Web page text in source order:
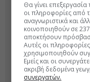
Θα γίνει
οι πληροφορίες από
αναγνωριστικά και
κοινοποιηθούν σε
αποκτήσουν
Αυτές οι
χρησιμοποιηθούν
Εμείς και οι
ακριβή δεδομένα
συνεργατών.